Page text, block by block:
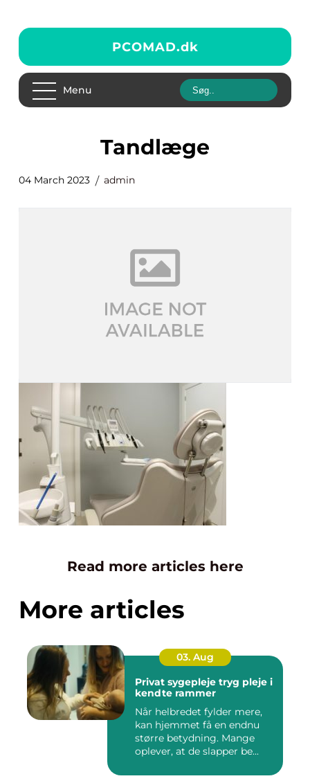
PCOMAD.dk
Menu
tandlæge
04 March 2023 admin
Read more articles here
More articles
03. Aug
Privat sygepleje tryg pleje i
kendte rammer
Når helbredet fylder mere,
kan hjemmet få en endnu
større betydning. Mange
oplever, at de slapper be...